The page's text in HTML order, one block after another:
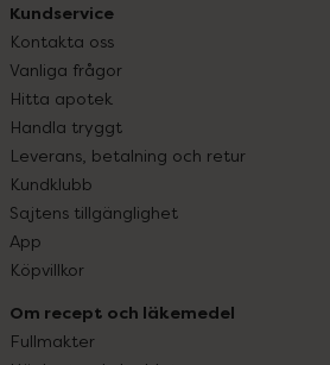
Kundservice
Kontakta oss
Vanliga frågor
Hitta apotek
Handla tryggt
Leverans, betalning och retur
Kundklubb
Sajtens tillgänglighet
App
Köpvillkor
Om recept och läkemedel
Fullmakter